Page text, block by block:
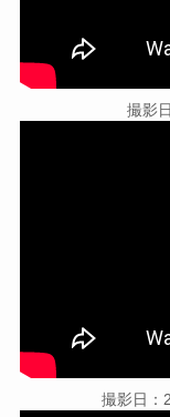
撮影
撮影日：